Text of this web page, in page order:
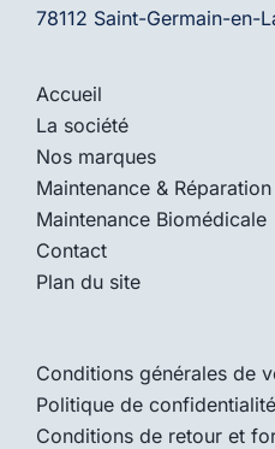
78112 Saint-Germain-en-
Accueil
La société
Nos marques
Maintenance &
Maintenance Biomédicale
Contact
Plan du site
Conditions générales de
Politique de confidentialité
Conditions de retour et